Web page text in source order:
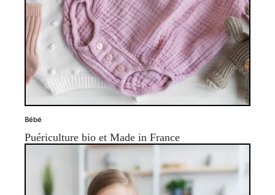
Bébé
Puériculture bio et Made in France